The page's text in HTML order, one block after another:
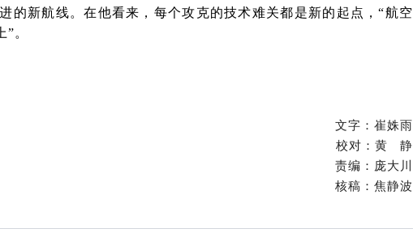
的新航线。在他看来，每个攻克的技术难关都是新的起点，“航空
。
文字：崔姝雨
校对：黄 静
责编： 庞大川
核稿：焦静波